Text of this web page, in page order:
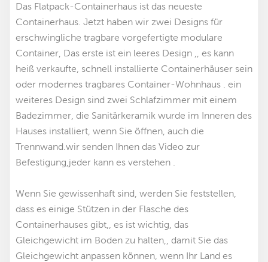
Das Flatpack-Containerhaus ist das neueste
Containerhaus. Jetzt haben wir zwei Designs für
erschwingliche tragbare vorgefertigte modulare
Container Das erste ist ein leeres Design ,, es kann
heiß verkaufte, schnell installierte Containerhäuser sein
oder modernes tragbares Container-Wohnhaus . ein
weiteres Design sind zwei Schlafzimmer mit einem
Badezimmer, die Sanitärkeramik wurde im Inneren des
Hauses installiert, wenn Sie öffnen, auch die
Trennwand.wir senden Ihnen das Video zur
Befestigung,jeder kann es verstehen .
Wenn Sie gewissenhaft sind, werden Sie feststellen,
dass es einige Stützen in der Flasche des
Containerhauses gibt,, es ist wichtig, das
Gleichgewicht im Boden zu halten,, damit Sie das
Gleichgewicht anpassen können, wenn Ihr Land es